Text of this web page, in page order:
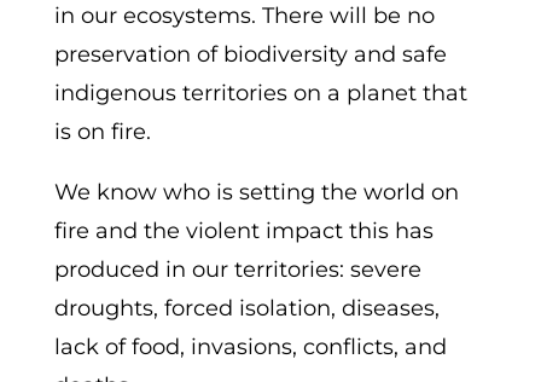
in our ecosystems. There will be no
preservation of biodiversity and safe
indigenous territories on a planet that
is on fire.
We know who is setting the world on
fire and the violent impact this has
produced in our territories: severe
droughts, forced isolation, diseases,
lack of food, invasions, conflicts, and